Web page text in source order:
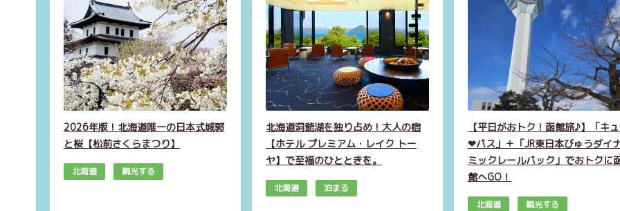
2026年版！北海道唯一の日本式城郭
と桜【松前さくらまつり】
北海道 観光する
北海道洞爺湖を独り占め！大人の宿
【ホテル プレミアム・レイク トー
ヤ】で至福のひとときを。
北海道 泊まる
【平日がおトク！函館旅♪】「キ
❤パス」＋「JR東日本びゅうダイ
ミックレールパック」でおトクに
館へGO！
北海道 観光する